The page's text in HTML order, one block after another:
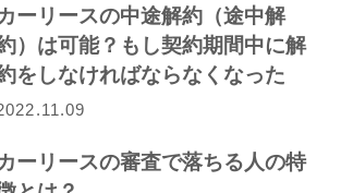
ーリースの中途解約（途中解
）は可能？もし契約期間中に解
をしなければならなくなった
…
ーリースの審査で落ちる人の特